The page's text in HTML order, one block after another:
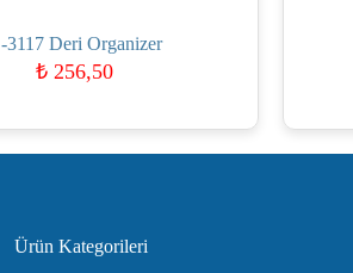
3117 Deri Organizer
₺256,50
Ürün Kategorileri